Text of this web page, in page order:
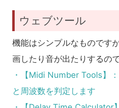
ウェブツール
機能はシンプルなものです
画したり音が出たりするの
・【Midi Number Tools】
と周波数を判定します